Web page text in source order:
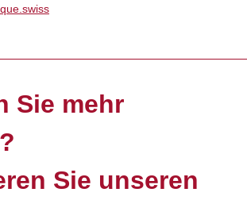
Sie mehr
Sie unseren